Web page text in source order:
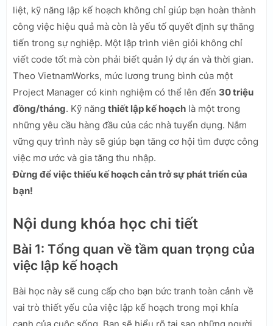
liệt, kỹ năng lập kế hoạch không chỉ giúp bạn hoàn thành
công việc hiệu quả mà còn là yếu tố quyết định sự thăng
tiến trong sự nghiệp. Một lập trình viên giỏi không chỉ
viết code tốt mà còn phải biết quản lý dự án và thời gian.
Theo VietnamWorks, mức lương trung bình của một
Project Manager có kinh nghiệm có thể lên đến 30 triệu
đồng/tháng. Kỹ năng thiết lập kế hoạch là một trong
những yêu cầu hàng đầu của các nhà tuyển dụng. Nắm
vững quy trình này sẽ giúp bạn tăng cơ hội tìm được công
việc mơ ước và gia tăng thu nhập.
Đừng để việc thiếu kế hoạch cản trở sự phát triển của
bạn!
Nội dung khóa học chi tiết
Bài 1: Tổng quan về tầm quan trọng của
việc lập kế hoạch
Bài học này sẽ cung cấp cho bạn bức tranh toàn cảnh về
vai trò thiết yếu của việc lập kế hoạch trong mọi khía